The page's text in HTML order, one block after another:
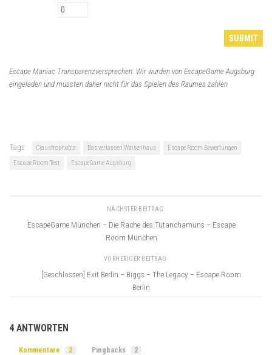
Escape Maniac Transparenzversprechen: Wir wurden von EscapeGame Augsburg
eingeladen und mussten daher nicht für das Spielen des Raumes zahlen.
Tags: Claustrophobia Das verlassen Waisenhaus
Escape Room Bewertungen
Escape Room Test
EscapeGame Augsburg
NÄCHSTER BEITRAG
EscapeGame München – Die Rache des Tutanchamuns – Escape
Room München
VORHERIGER BEITRAG
[Geschlossen] Exit Berlin – Biggs – The Legacy – Escape Room
Berlin
4 ANTWORTEN
Kommentare 2 Pingbacks 2